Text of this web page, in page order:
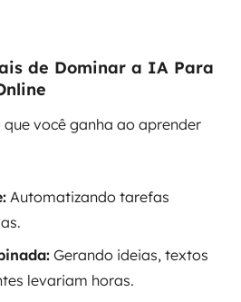
de Dominar a IA Para
você ganha ao aprender
Automatizando tarefas
Gerando ideias, textos
levariam horas.